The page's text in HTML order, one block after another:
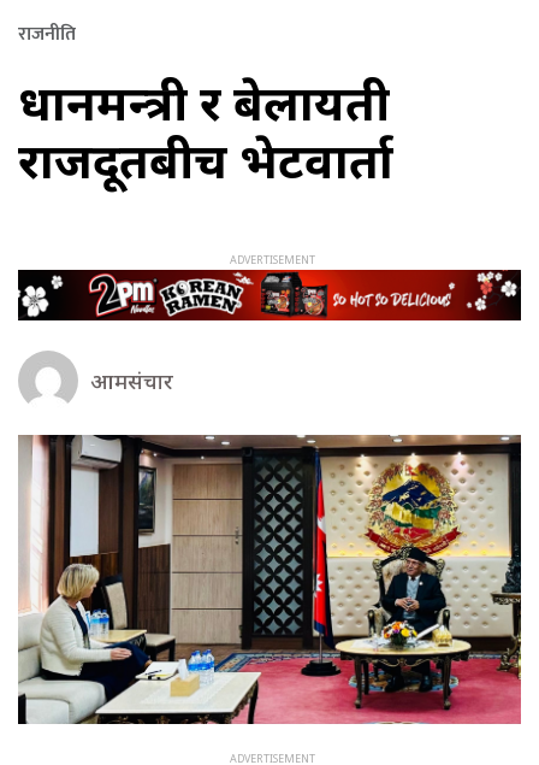
राजनीति
प्रधानमन्त्री र बेलायती
राजदूतबीच भेटवार्ता
आमसंचार